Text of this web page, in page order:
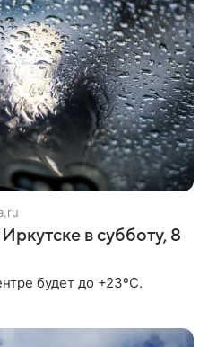
в субботу, 8
будет до +23ºС.